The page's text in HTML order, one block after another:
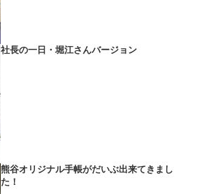
社長の一日・堀江さんバージョン
熊谷オリジナル手帳がだいぶ出来てきまし
た！